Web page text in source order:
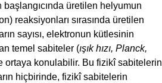
üretilen helyumun
reaksiyonları sırasında üretilen
sayısı, elektronun kütlesinin
temel sabiteler (ışık hızı, Planck,
ortaya konulabilir. Bu fizikî sabitelerin
hiçbirinde, fizikî sabitelerin